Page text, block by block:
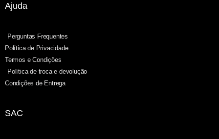
Ajuda
Perguntas Frequentes
Política de Privacidade
Termos e Condições
Política de troca e devolução
Condições de Entrega
SAC